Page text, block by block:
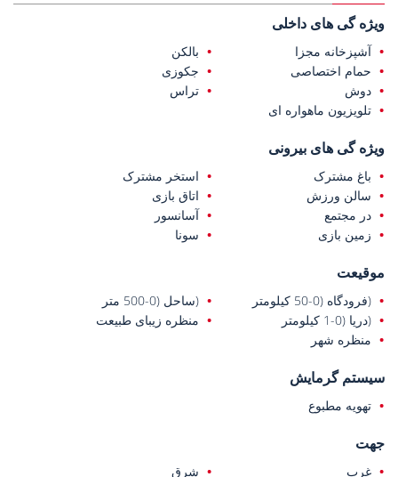
ویژه گی های داخلی
آشپزخانه مجزا
بالکن
حمام اختصاصی
جکوزی
دوش
تراس
تلویزیون ماهواره ای
ویژه گی های بیرونی
باغ مشترک
استخر مشترک
سالن ورزش
اتاق بازی
در مجتمع
آسانسور
زمین بازی
سونا
موقیعت
(فرودگاه (0-50 کیلومتر
(ساحل (0-500 متر
(دریا (0-1 کیلومتر
منظره زیبای طبیعت
منظره شهر
سیستم گرمایش
تهویه مطبوع
جهت
غرب
شرق